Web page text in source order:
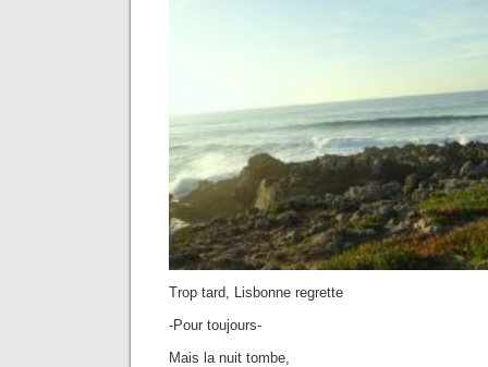
Trop tard, Lisbonne regrette
-Pour toujours-
Mais la nuit tombe,